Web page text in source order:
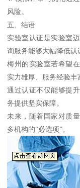
风险。
五、结语
实验室认证是实验室
询服务能够大幅降低认
梅州的实验室若希望
实力雄厚、服务经验丰
通过认证不仅能够提
务提供坚实保障。
未来，随着国家对质
多机构的“必选项”。